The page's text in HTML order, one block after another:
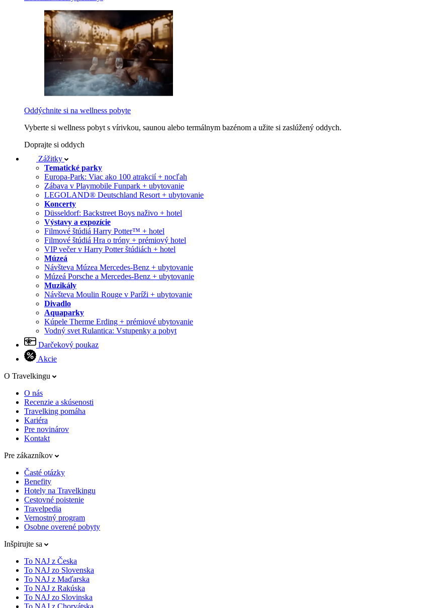
Oddýchnite si na wellness pobyte
Vyberte si wellness pobyt s vírivkou, saunou alebo termálnym bazénom a užite si zaslúžený oddych.
Doprajte si oddych
Zážitky
Tematické parky
Europa-Park: Viac ako 100 atrakcií + nocľah
Zábava v Playmobile Funpark + ubytovanie
LEGOLAND® Deutschland Resort + ubytovanie
Koncerty
Düsseldorf: Backstreet Boys naživo + hotel
Výstavy a expozície
Filmové štúdiá Harry Potter™ + hotel
Filmové štúdiá Hra o tróny + prémiový hotel
VIP večer v Harry Potter štúdiách + hotel
Múzeá
Návšteva Múzea Mercedes-Benz + ubytovanie
Múzeá Porsche a Mercedes-Benz + ubytovanie
Muzikály
Návšteva Moulin Rouge v Paríži + ubytovanie
Divadlo
Aquaparky
Kúpele Therme Erding + prémiové ubytovanie
Vodný svet Rulantica: Vstupenky a pobyt
Darčekový poukaz
Akcie
O Travelkingu
O nás
Recenzie a skúsenosti
Travelking pomáha
Kariéra
Pre novinárov
Kontakt
Pre zákazníkov
Časté otázky
Benefity
Hotely na Travelkingu
Cestovné poistenie
Travelpedia
Vernostný program
Osobne overené pobyty
Inšpirujte sa
To NAJ z Česka
To NAJ zo Slovenska
To NAJ z Maďarska
To NAJ z Rakúska
To NAJ zo Slovinska
To NAJ z Chorvátska